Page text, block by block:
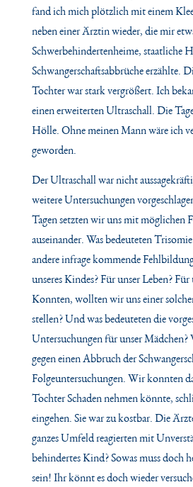
fand ich mich plötzlich mit einem
neben einer Ärztin wieder, die mir
Schwerbehindertenheime, staatliche
Schwangerschaftsabbrüche erzählte.
Tochter war stark vergrößert. Ich
einen erweiterten Ultraschall. Die
Hölle. Ohne meinen Mann wäre ich
geworden.
Der Ultraschall war nicht
weitere Untersuchungen
Tagen setzten wir uns mit möglichen
auseinander. Was bedeuteten
andere infrage kommende
unseres Kindes? Für unser Leben? Für
Konnten, wollten wir uns einer
stellen? Und was bedeuteten die
Untersuchungen für unser Mädchen?
gegen einen Abbruch der
Folgeuntersuchungen. Wir konnten
Tochter Schaden nehmen könnte,
eingehen. Sie war zu kostbar. Die
ganzes Umfeld reagierten mit
behindertes Kind? Sowas muss doch
sein! Ihr könnt es doch wieder